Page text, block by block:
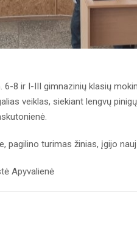
8 ir I-III gimnazinių klasių
veiklas, siekiant lengvų
pagilino turimas žinias, įgijo
Apyvalienė